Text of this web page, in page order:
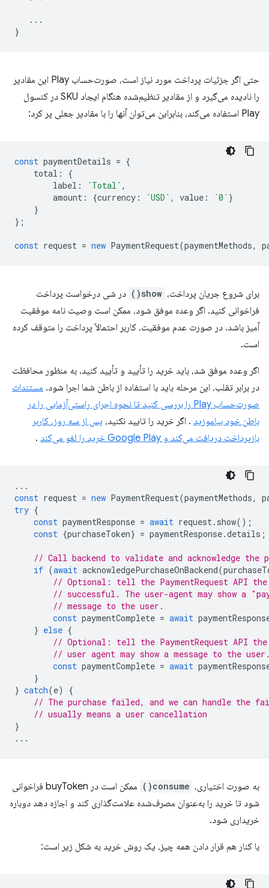
...
}
حتی اگر جزئیات پرداخت مورد نیاز است، صورت‌حساب Play این مقادیر
را نادیده می‌گیرد و از مقادیر تنظیم‌شده هنگام ایجاد SKU در کنسول
Play استفاده می‌کند، بنابراین می‌توان آنها را با مقادیر جعلی پر کرد:
const paymentDetails = {
total :
{
label : `Total` ,
amount : {currency : `USD` , value : `0` }
}
};
const request = new PaymentRequest(paymentMethods,
برای شروع جریان پرداخت، show()
در شی درخواست پرداخت
فراخوانی کنید. اگر وعده موفق شود، ممکن است وصیت نامه موفقیت
آمیز باشد. در صورت عدم موفقیت، کاربر احتمالاً پرداخت را متوقف کرده
است.
اگر وعده موفق شد، باید خرید را تأیید و تأیید کنید. به منظور محافظت
در برابر تقلب، این مرحله باید با استفاده از باطن شما اجرا شود. مستندات
صورت‌حساب Play را بررسی کنید تا نحوه اجرای راستی‌آزمایی را در
باطن خود بیاموزید . اگر خرید را تایید نکنید، پس از سه روز، کاربر
بازپرداخت دریافت می‌کند و Google Play خرید را لغو می‌کند
.
...
const request = new PaymentRequest(paymentMethods,
try {
const paymentResponse = await request. show();
const {purchaseToken} = paymentResponse.details ;
// Call backend to validate and acknowledge the
if (await acknowledgePurchaseOnBackend(
// Optional: tell the PaymentRequest API
// successful. The user-agent may show a
// message to the user.
const paymentComplete = await
} else {
// Optional: tell the PaymentRequest API
// user agent may show a message to the
const paymentComplete = await
}
} catch(e)
{
// The purchase failed, and we can handle the
// usually means a user cancellation
}
...
به صورت اختیاری، consume()
ممکن است در buyToken فراخوانی
شود تا خرید را به‌عنوان مصرف‌شده علامت‌گذاری کند و اجازه دهد دوباره
خریداری شود.
با کنار هم قرار دادن همه چیز، یک روش خرید به شکل زیر است: